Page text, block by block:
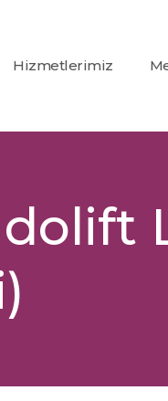
Hizmetlerimiz
(Karbondioksit)
Nd:Yag Lazer
Epilasyon
Dolgu